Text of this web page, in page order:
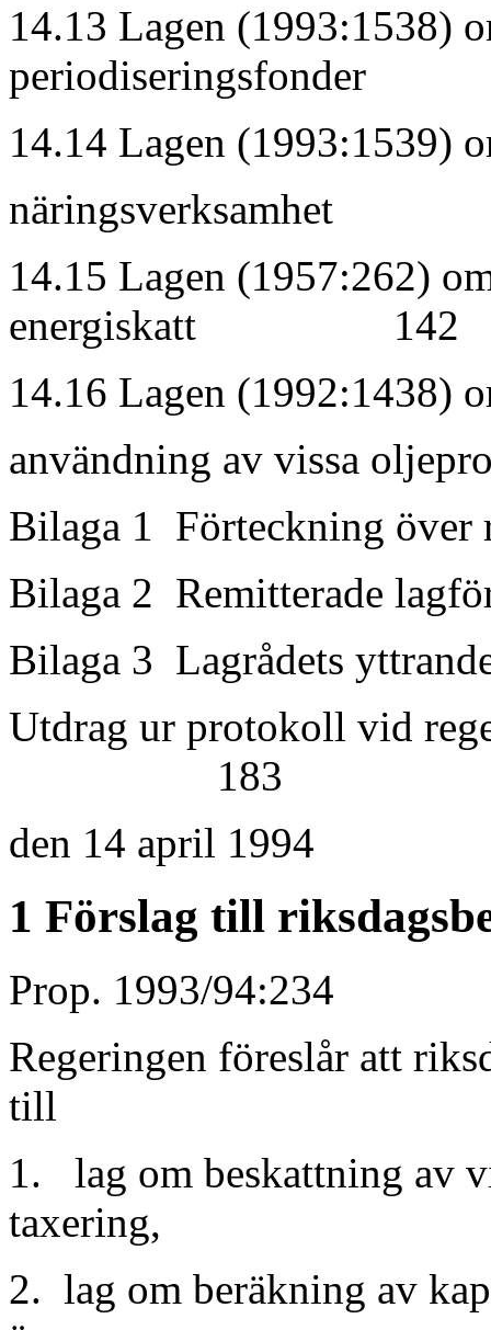
14.13 Lagen (1993:1538)
14.14 Lagen (1993:1539)
14.15 Lagen (1957:262)
energiskatt 142
14.16 Lagen (1992:1438)
användning av
Bilaga 1
Bilaga 2
Bilaga 3
Utdrag ur protokoll vid
183
den 14 april 1994
1 Förslag till
Prop. 1993/94:234
Regeringen föreslår att
till
1. lag om beskattning av
taxering,
2. lag om beräkning av